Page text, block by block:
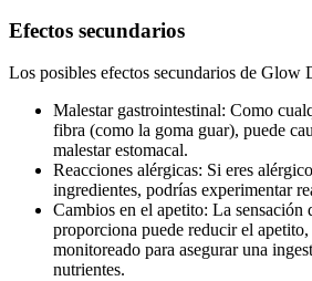
Efectos secundarios
Los posibles efectos secundarios de Glow
Malestar gastrointestinal: Como
fibra (como la goma guar), puede
malestar estomacal.
Reacciones alérgicas: Si eres
ingredientes, podrías experimentar
Cambios en el apetito: La sensación
proporciona puede reducir el
monitoreado para asegurar una
nutrientes.